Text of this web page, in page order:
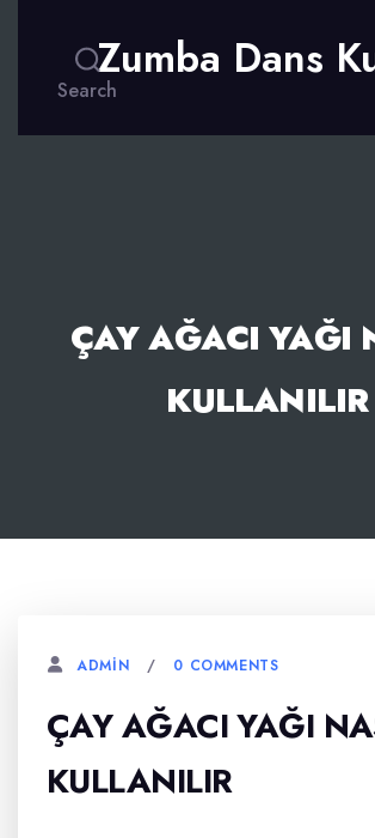
Search
Zumba Dans
ÇAY AĞACI YAĞI
KULLANILIR
ADMIN 0 COMMENTS
ÇAY AĞACI YAĞI
KULLANILIR